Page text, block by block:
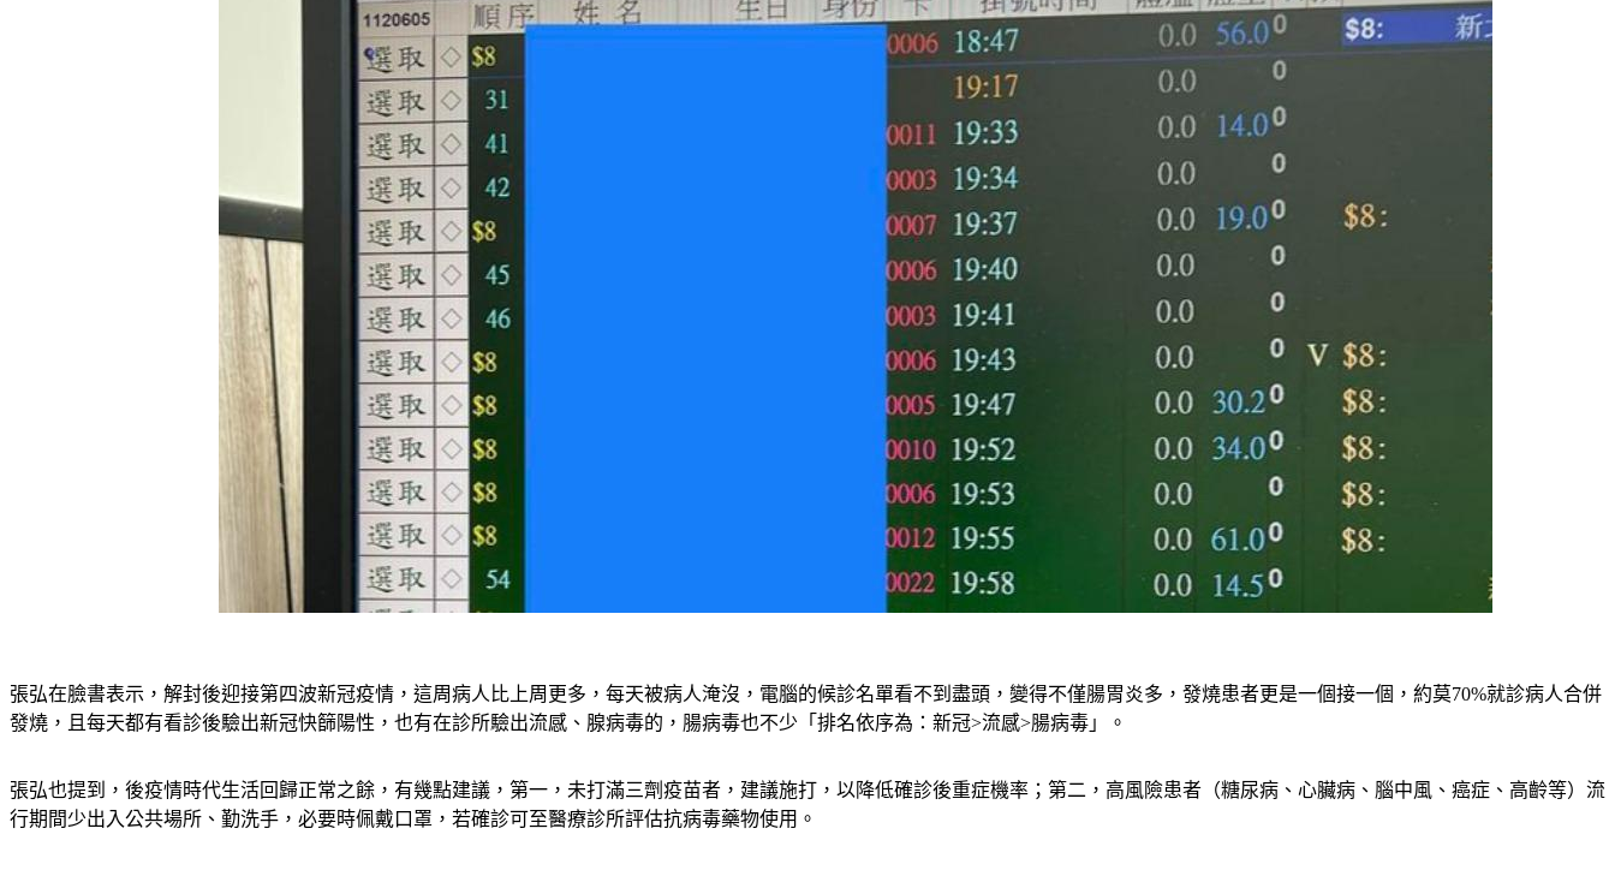
張弘在臉書表示，解封後迎接第四波新冠疫情，這周病人比上周更多，每天被病人淹沒，電腦的候診名單看不到盡頭，變得不僅腸胃炎多，發燒患者更是一個接一個，約莫70%就診病人合併
發燒，且每天都有看診後驗出新冠快篩陽性，也有在診所驗出流感、腺病毒的，腸病毒也不少「排名依序為：新冠>流感>腸病毒」。
張弘也提到，後疫情時代生活回歸正常之餘，有幾點建議，第一，未打滿三劑疫苗者，建議施打，以降低確診後重症機率；第二，高風險患者（糖尿病、心臟病、腦中風、癌症、高齡等）流
行期間少出入公共場所、勤洗手，必要時佩戴口罩，若確診可至醫療診所評估抗病毒藥物使用。